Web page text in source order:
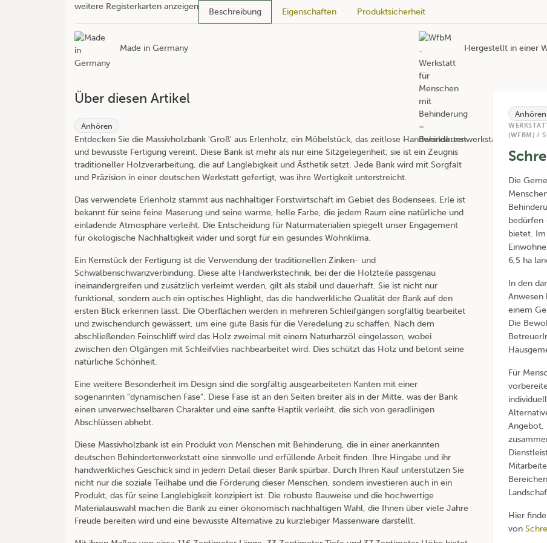
weitere Registerkarten anzeigen
Beschreibung Eigenschaften Produktsicherheit
Made in Germany Hergestellt in einer
Über diesen Artikel
Anhören
Entdecken Sie die Massivholzbank 'Groß' aus Erlenholz, ein Möbelstück, das zeitlose Handwerkskunst
und bewusste Fertigung vereint. Diese Bank ist mehr als nur eine Sitzgelegenheit; sie ist ein Zeugnis
traditioneller Holzverarbeitung, die auf Langlebigkeit und Ästhetik setzt. Jede Bank wird mit Sorgfalt
und Präzision in einer deutschen Werkstatt gefertigt, was ihre Wertigkeit unterstreicht.
Das verwendete Erlenholz stammt aus nachhaltiger Forstwirtschaft im Gebiet des Bodensees. Erle ist
bekannt für seine feine Maserung und seine warme, helle Farbe, die jedem Raum eine natürliche und
einladende Atmosphäre verleiht. Die Entscheidung für Naturmaterialien spiegelt unser Engagement
für ökologische Nachhaltigkeit wider und sorgt für ein gesundes Wohnklima.
Ein Kernstück der Fertigung ist die Verwendung der traditionellen Zinken- und
Schwalbenschwanzverbindung. Diese alte Handwerkstechnik, bei der die Holzteile passgenau
ineinandergreifen und zusätzlich verleimt werden, gilt als stabil und dauerhaft. Sie ist nicht nur
funktional, sondern auch ein optisches Highlight, das die handwerkliche Qualität der Bank auf den
ersten Blick erkennen lässt. Die Oberflächen werden in mehreren Schleifgängen sorgfältig bearbeitet
und zwischendurch gewässert, um eine gute Basis für die Veredelung zu schaffen. Nach dem
abschließenden Feinschliff wird das Holz zweimal mit einem Naturharzöl eingelassen, wobei
zwischen den Ölgängen mit Schleifvlies nachbearbeitet wird. Dies schützt das Holz und betont seine
natürliche Schönheit.
Eine weitere Besonderheit im Design sind die sorgfältig ausgearbeiteten Kanten mit einer
sogenannten "dynamischen Fase". Diese Fase ist an den Seiten breiter als in der Mitte, was der Bank
einen unverwechselbaren Charakter und eine sanfte Haptik verleiht, die sich von geradlinigen
Abschlüssen abhebt.
Diese Massivholzbank ist ein Produkt von Menschen mit Behinderung, die in einer anerkannten
deutschen Behindertenwerkstatt eine sinnvolle und erfüllende Arbeit finden. Ihre Hingabe und ihr
handwerkliches Geschick sind in jedem Detail dieser Bank spürbar. Durch Ihren Kauf unterstützen Sie
nicht nur die soziale Teilhabe und die Förderung dieser Menschen, sondern investieren auch in ein
Produkt, das für seine Langlebigkeit konzipiert ist. Die robuste Bauweise und die hochwertige
Materialauswahl machen die Bank zu einer ökonomisch nachhaltigen Wahl, die Ihnen über viele Jahre
Freude bereiten wird und eine bewusste Alternative zu kurzlebiger Massenware darstellt.
Anhören
(WFBM) /
Die
bedürfen
bietet.
6,5 ha
In den
Anwesen
einem
Die
Für
Angebot,
Hier
von